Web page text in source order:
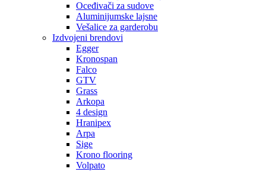
Oceđivači za sudove
Aluminijumske lajsne
Vešalice za garderobu
Izdvojeni brendovi
Egger
Kronospan
Falco
GTV
Grass
Arkopa
4 design
Hranipex
Arpa
Sige
Krono flooring
Volpato